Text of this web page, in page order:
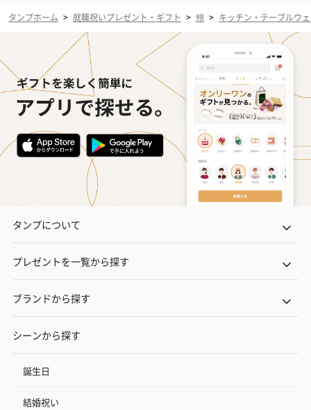
タンプホーム > 就職祝いプレゼント・ギフト > 甥 > キッチン・テーブルウ
タンプについて
プレゼントを一覧から探す
ブランドから探す
シーンから探す
誕生日
結婚祝い